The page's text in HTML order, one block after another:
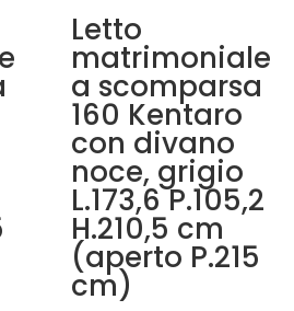
Letto
matrimoniale
a scomparsa
160 Kentaro
con divano
noce, grigio
L.173,6 P.105,2
H.210,5 cm
(aperto P.215
cm)